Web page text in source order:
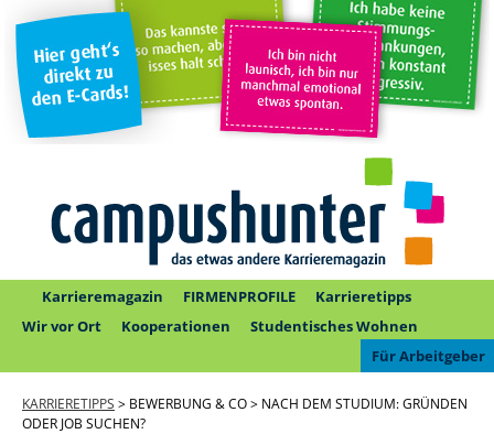
Karrieremagazin FIRMENPROFILE
Karrieretipps
Wir vor Ort
Kooperationen
Studentisches Wohnen
Für Arbeitgeber
KARRIERETIPPS > BEWERBUNG & CO > NACH DEM STUDIUM: GRÜNDEN
ODER JOB SUCHEN?